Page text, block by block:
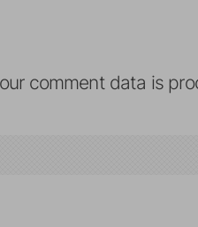
comment data is